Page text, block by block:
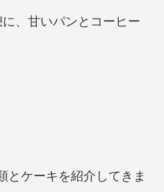
、甘いパンとコーヒー
とケーキを紹介してきま